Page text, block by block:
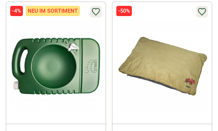
-4% NEU IM SORTIMENT -50%